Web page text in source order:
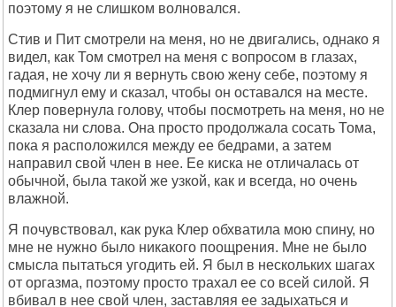
поэтому я не слишком волновался.
Стив и Пит смотрели на меня, но не двигались, однако я
видел, как Том смотрел на меня с вопросом в глазах,
гадая, не хочу ли я вернуть свою жену себе, поэтому я
подмигнул ему и сказал, чтобы он оставался на месте.
Клер повернула голову, чтобы посмотреть на меня, но не
сказала ни слова. Она просто продолжала сосать Тома,
пока я расположился между ее бедрами, а затем
направил свой член в нее. Ее киска не отличалась от
обычной, была такой же узкой, как и всегда, но очень
влажной.
Я почувствовал, как рука Клер обхватила мою спину, но
мне не нужно было никакого поощрения. Мне не было
смысла пытаться угодить ей. Я был в нескольких шагах
от оргазма, поэтому просто трахал ее со всей силой. Я
вбивал в нее свой член, заставляя ее задыхаться и